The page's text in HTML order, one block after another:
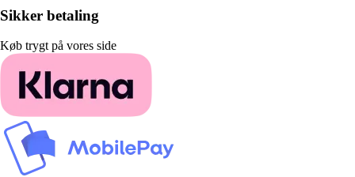
Sikker betaling
Køb trygt på vores side